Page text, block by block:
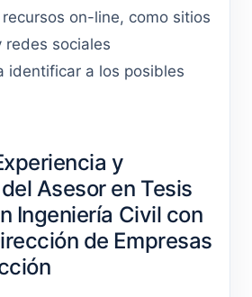
on-line, como sitios
sociales
identificar a los posibles
y
Asesor en Tesis
Ingeniería Civil con
de Empresas